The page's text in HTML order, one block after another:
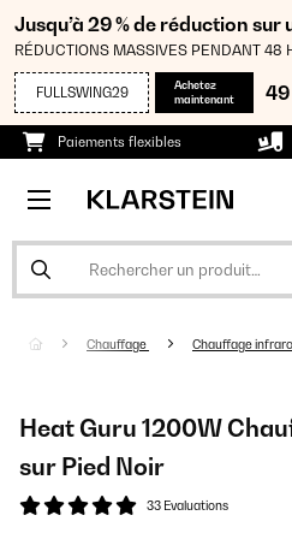
Jusqu’à 29 % de réduction
RÉDUCTIONS MASSIVES PENDANT 48
FULLSWING29
Achetez
maintenant
49
Paiements flexibles
Chauffage Chauffage
Heat Guru 1200W
sur Pied Noir
33 Evaluations